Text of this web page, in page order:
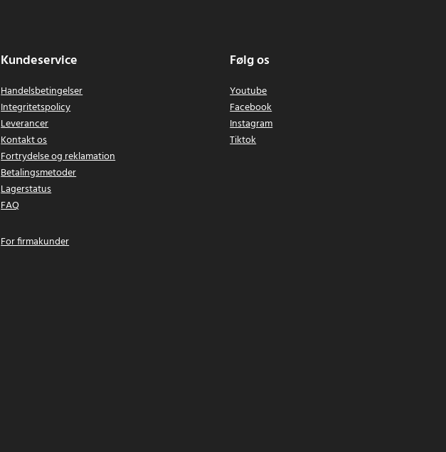
Kundeservice
Handelsbetingelser
Integritetspolicy
Leverancer
Kontakt os
Fortrydelse og reklamation
Betalingsmetoder
Lagerstatus
FAQ
For firmakunder
Følg os
Youtube
Facebook
Instagram
Tiktok